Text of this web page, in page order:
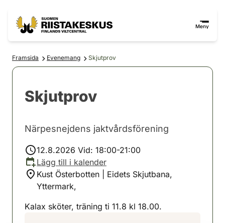
Meny
Framsida Evenemang Skjutprov
Skjutprov
Närpesnejdens jaktvårdsförening
12.8.2026 Vid: 18:00-21:00
Lägg till i kalender
Kust Österbotten | Eidets Skjutbana,
Yttermark,
Kalax sköter, träning ti 11.8 kl 18.00.